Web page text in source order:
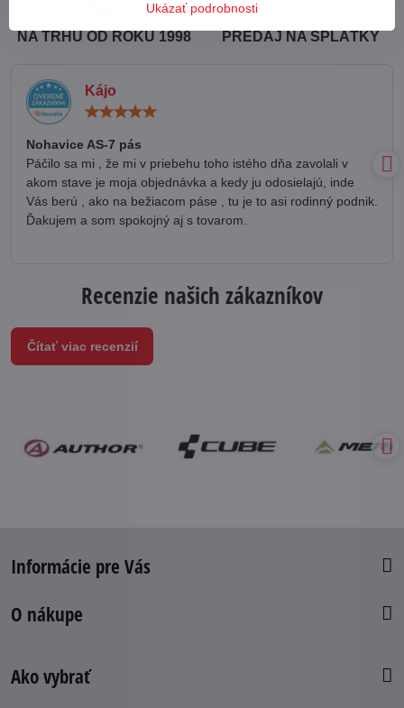
NA TRHU OD ROKU 1998 PREDAJ NA SPLÁTKY
Kájo
Nohavice AS-7 pás
Páčilo sa mi , že mi v priebehu toho istého dňa zavolali v
akom stave je moja objednávka a kedy ju odosielajú, inde
Vás berú , ako na bežiacom páse , tu je to asi rodinný podnik.
Ďakujem a som spokojný aj s tovarom.
Recenzie našich zákazníkov
Čítať viac recenzií
Informácie pre Vás
O nákupe
Ako vybrať
Ukázať podrobnosti